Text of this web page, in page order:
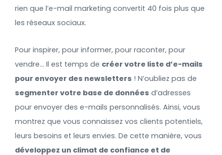
rien que l’e-mail marketing convertit 40 fois plus que
les réseaux sociaux.
Pour inspirer, pour informer, pour raconter, pour
vendre… Il est temps de créer votre liste d’e-mails
pour envoyer des newsletters ! N’oubliez pas de
segmenter votre base de données d’adresses
pour envoyer des e-mails personnalisés. Ainsi, vous
montrez que vous connaissez vos clients potentiels,
leurs besoins et leurs envies. De cette manière, vous
développez un climat de confiance et de